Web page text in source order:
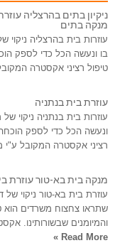
ניקיון בתים בהרצליה
מנקה בתים
עוזרות בית בהרצליה
בו ונעשה הכל כדי לספק
טיפול רציני אקסטרה
עוזרת בית בנתניה
עוזרות בית בנתניה ניקוי
ונעשה הכל כדי לספק
רציני אקסטרה המקובל ע"י
מנקה בית בא-טור עוזרת
עוזרת בית בא-טור ניקוי
שתראו צחצוח משרדים הוא
והמיומנים שבשורותינו.
Read More »